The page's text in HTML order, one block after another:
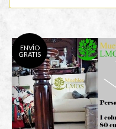
ENVÍO
GRATIS